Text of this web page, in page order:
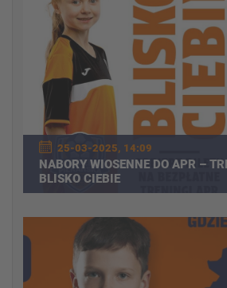
25-03-2025, 14:09
NABORY WIOSENNE DO APR –
BLISKO CIEBIE